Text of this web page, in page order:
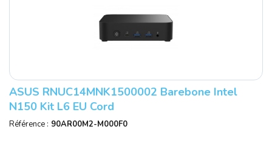
ASUS RNUC14MNK1500002 Barebone Intel
N150 Kit L6 EU Cord
Référence : 90AR00M2-M000F0